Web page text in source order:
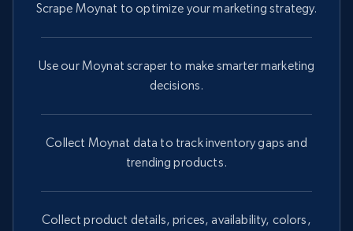
Scrape Moynat to optimize your marketing strategy.
Use our Moynat scraper to make smarter marketing
decisions.
Collect Moynat data to track inventory gaps and
trending products.
Collect product details, prices, availability, colors,